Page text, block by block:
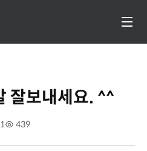
잘보내세요. ^^
439